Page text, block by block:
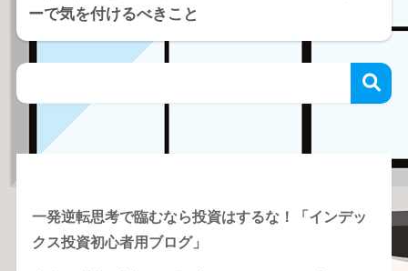
ーで気を付けるべきこと
一発逆転思考で臨むなら投資はするな！「インデッ
クス投資初心者用ブログ」